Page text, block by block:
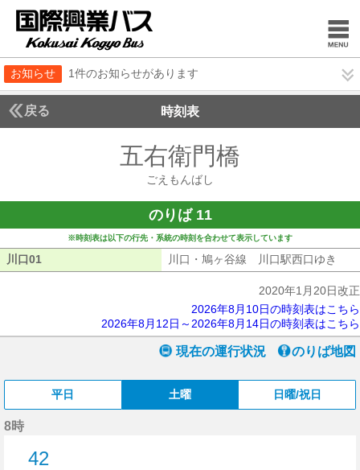
お知らせ 1件のお知らせがあります
戻る 時刻表
五右衛門橋
ごえもんばし
のりば 11
※時刻表は以下の行先・系統の時刻を合わせて表示しています
川口01 川口・鳩ヶ谷線 川口駅西口ゆき
2020年1月20日改正
2026年8月10日の時刻表はこちら
2026年8月12日～2026年8月14日の時刻表はこちら
現在の運行状況 のりば地図
平日 土曜 日曜/祝日
8時
42